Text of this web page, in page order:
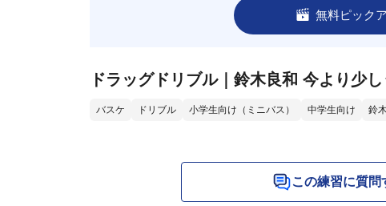
無料ピック
ドラッグドリブル｜鈴木良和 今より少
バスケ ドリブル 小学生向け（ミニバス） 中学生向け 鈴
この練習に質問